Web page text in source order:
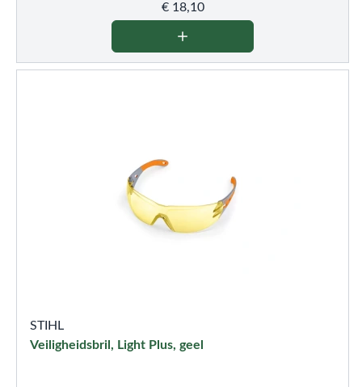
€18,10
STIHL
Veiligheidsbril, Light Plus, geel